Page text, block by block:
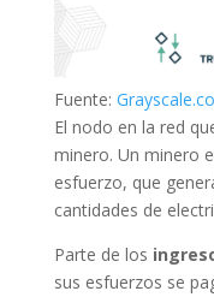
Fuente:
El nodo en la red
minero. Un minero
esfuerzo, que
cantidades de
Parte de los
sus esfuerzos se